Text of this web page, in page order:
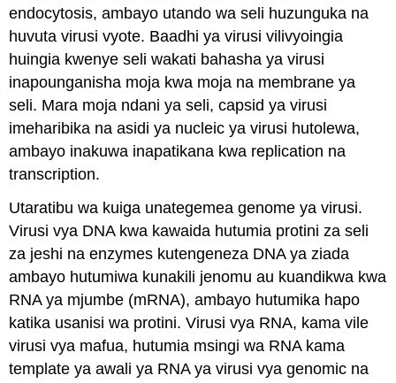
endocytosis, ambayo utando wa seli huzunguka na
huvuta virusi vyote. Baadhi ya virusi vilivyoingia
huingia kwenye seli wakati bahasha ya virusi
inapounganisha moja kwa moja na membrane ya
seli. Mara moja ndani ya seli, capsid ya virusi
imeharibika na asidi ya nucleic ya virusi hutolewa,
ambayo inakuwa inapatikana kwa replication na
transcription.
Utaratibu wa kuiga unategemea genome ya virusi.
Virusi vya DNA kwa kawaida hutumia protini za seli
za jeshi na enzymes kutengeneza DNA ya ziada
ambayo hutumiwa kunakili jenomu au kuandikwa kwa
RNA ya mjumbe (mRNA), ambayo hutumika hapo
katika usanisi wa protini. Virusi vya RNA, kama vile
virusi vya mafua, hutumia msingi wa RNA kama
template ya awali ya RNA ya virusi vya genomic na